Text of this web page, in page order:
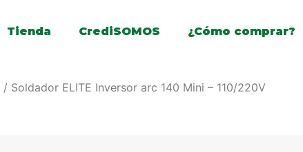
Tienda CrediSOMOS ¿Cómo comprar?
/ Soldador ELITE Inversor arc 140 Mini – 110/220V